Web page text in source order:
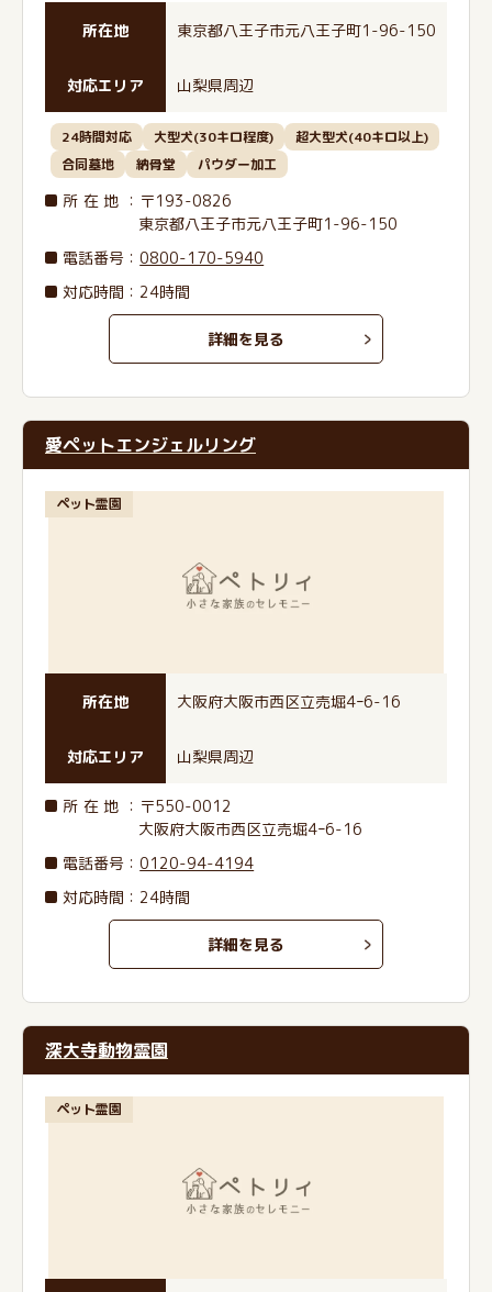
所在地 東京都八王子市元八王子町1-96-150
対応エリア 山梨県周辺
24時間対応 大型犬(30キロ程度)
超大型犬(40キロ以上)
合同墓地
納骨堂 パウダー加工
所在地 ：〒193-0826
東京都八王子市元八王子町1-96-150
電話番号 ：0800-170-5940
対応時間：24時間
詳細を見る
愛ペットエンジェルリング
ペット霊園
所在地 大阪府大阪市西区立売堀4ｰ6-16
対応エリア 山梨県周辺
所在地 ：〒550-0012
大阪府大阪市西区立売堀4ｰ6-16
電話番号 ：0120-94-4194
対応時間：24時間
詳細を見る
深大寺動物霊園
ペット霊園